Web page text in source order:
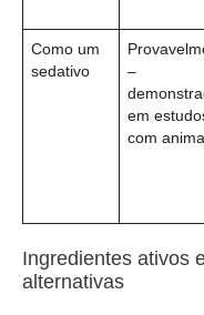
Como um
sedativo
–
em
com
Ingredientes ativos
alternativas